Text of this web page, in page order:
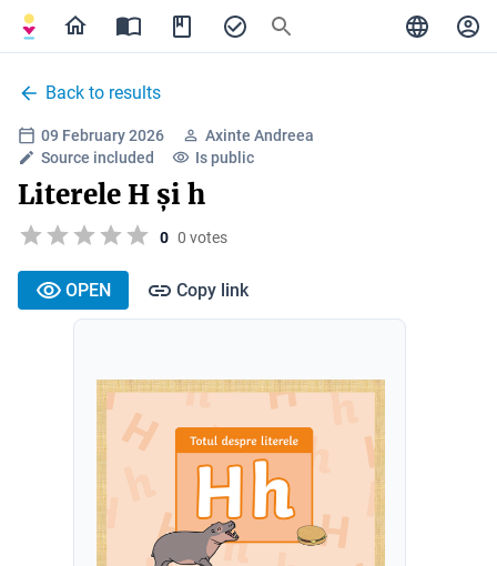
Back to results
09 February 2026
Axinte Andreea
Source included
Is public
Literele H și h
0 0 votes
OPEN Copy link